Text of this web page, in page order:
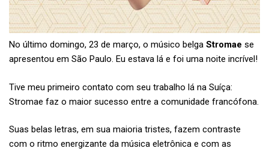
No último domingo, 23 de março, o músico belga Stromae se
apresentou em São Paulo. Eu estava lá e foi uma noite incrível!
Tive meu primeiro contato com seu trabalho lá na Suíça:
Stromae faz o maior sucesso entre a comunidade francófona.
Suas belas letras, em sua maioria tristes, fazem contraste
com o ritmo energizante da música eletrônica e com as